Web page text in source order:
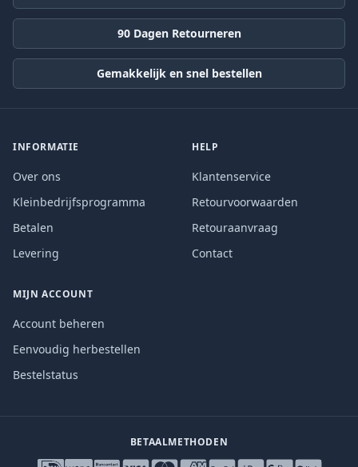
90 Dagen Retourneren
Gemakkelijk en snel bestellen
INFORMATIE
Over ons
Kleinbedrijfsprogramma
Betalen
Levering
HELP
Klantenservice
Retourvoorwaarden
Retouraanvraag
Contact
MIJN ACCOUNT
Account beheren
Eenvoudig herbestellen
Bestelstatus
BETAALMETHODEN